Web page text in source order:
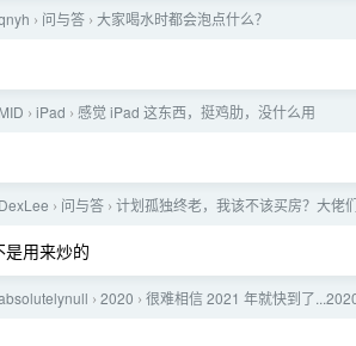
› 问与答 › 大家喝水时都会泡点什么？
MID › iPad › 感觉 iPad 这东西，挺鸡肋，没什么用
DexLee › 问与答 › 计划孤独终老，我该不该买房？大佬
用来炒的
› 2020 › 很难相信 2021 年就快到了